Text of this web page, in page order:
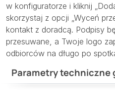
w konfiguratorze i kliknij
skorzystaj z opcji „Wyceń
kontakt z doradcą. Podpisy
przesuwane, a Twoje logo
odbiorców na długo po
Parametry techniczne